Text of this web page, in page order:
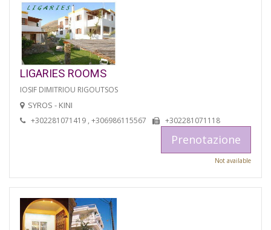
LIGARIES ROOMS
IOSIF DIMITRIOU RIGOUTSOS
SYROS - KINI
+302281071419 , +306986115567 +302281071118
Prenotazione
Not available